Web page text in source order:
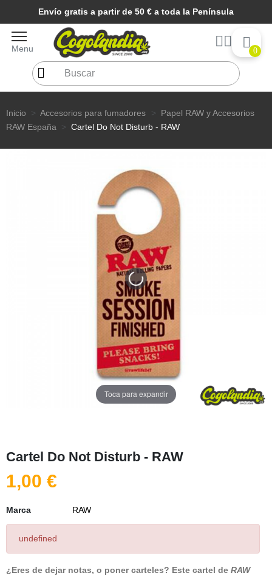
Envío gratis a partir de 50 € a toda la Península
Menu 0
Inicio Accesorios para fumadores
Papel RAW y Accesorios
RAW España
Cartel Do Not Disturb - RAW
Toca para expandir
Cartel Do Not Disturb - RAW
1,00 €
Marca RAW
undefined
¿Eres de dejar notas, o poner carteles? Este cartel de RAW